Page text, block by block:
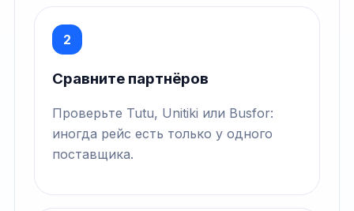
2
Сравните партнёров
Проверьте Tutu, Unitiki или Busfor:
иногда рейс есть только у одного
поставщика.